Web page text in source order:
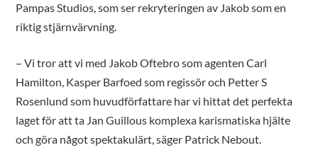
Pampas Studios, som ser rekryteringen av Jakob som en
riktig stjärnvärvning.
– Vi tror att vi med Jakob Oftebro som agenten Carl
Hamilton, Kasper Barfoed som regissör och Petter S
Rosenlund som huvudförfattare har vi hittat det perfekta
laget för att ta Jan Guillous komplexa karismatiska hjälte
och göra något spektakulärt, säger Patrick Nebout.